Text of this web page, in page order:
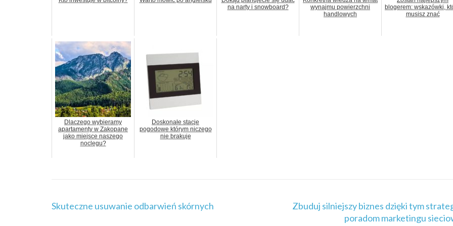
na narty i snowboard?
wynajmu powierzchni
handlowych
blogerem: wskazówki,
musisz znać
Dlaczego wybieramy
apartamenty w Zakopane
jako miejsce naszego
noclegu?
Doskonałe stacje
pogodowe którym niczego
nie brakuje
Nawigacja
Skuteczne usuwanie odbarwień skórnych
Zbuduj silniejszy biznes dzięki tym
poradom marketingu